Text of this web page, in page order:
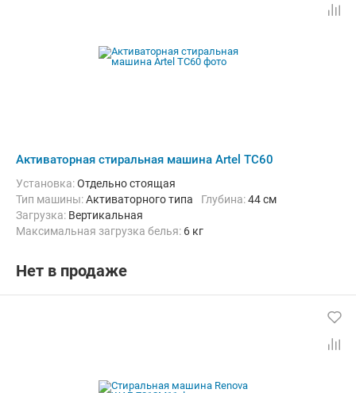
Активаторная стиральная машина Artel TC60
Установка:Отдельно стоящая
Тип машины:Активаторного типа Глубина:44 см
загрузка: Вертикальная
Максимальная загрузка белья: 6 кг
Дополнительные функции:
Ширина:74 см
Нет в продаже